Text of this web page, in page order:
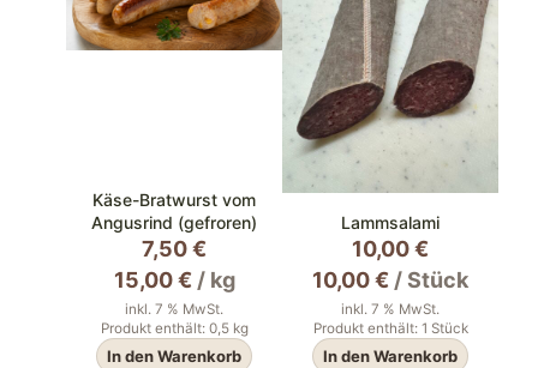
Käse-Bratwurst vom
Angusrind (gefroren)
7,50€
15,00€ / kg
inkl. 7 % MwSt.
Produkt enthält: 0,5 kg
In den Warenkorb
Lammsalami
10,00€
10,00€ /Stück
inkl. 7 % MwSt.
Produkt enthält: 1 Stück
In den Warenkorb